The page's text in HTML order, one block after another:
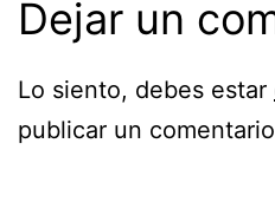
Dejar un
Lo siento, debes estar
publicar un